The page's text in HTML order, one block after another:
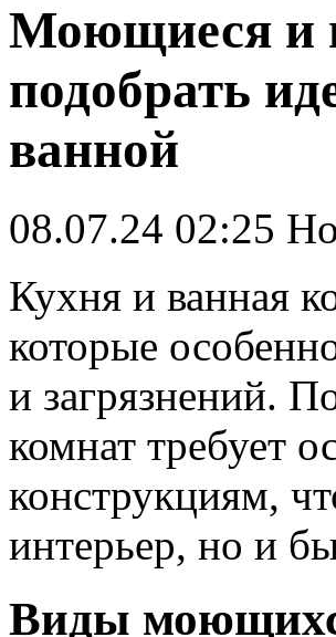
Моющиеся и
подобрать
ванной
08.07.24 02:25
Кухня и ванная
которые
и загрязнений.
комнат требует
конструкциям,
интерьер, но и
Виды